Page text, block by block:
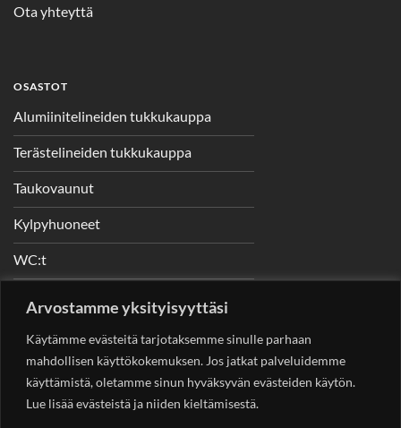
Arvostamme yksityisyyttäsi
Käytämme evästeitä tarjotaksemme sinulle parhaan
mahdollisen käyttökokemuksen. Jos jatkat palveluidemme
käyttämistä, oletamme sinun hyväksyvän evästeiden käytön.
Lue lisää evästeistä ja niiden kieltämisestä.
Ota yhteyttä
OSASTOT
Alumiinitelineiden tukkukauppa
Terästelineiden tukkukauppa
Taukovaunut
Kylpyhuoneet
WC:t
Nostimet
YHTEYSTIEDOT